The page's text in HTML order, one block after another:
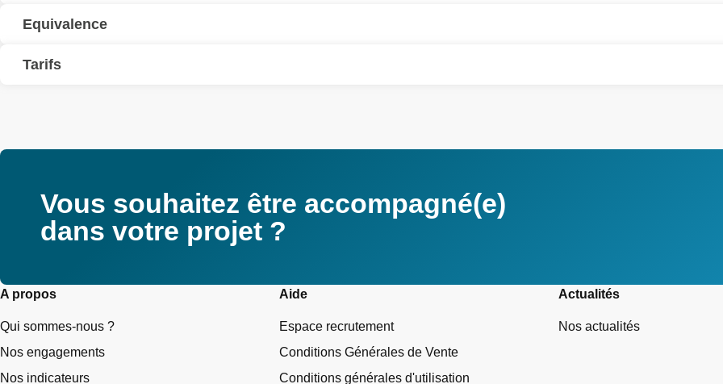
Equivalence
Tarifs
Vous souhaitez être accompagné(e)
dans votre projet ?
A propos
Qui sommes-nous ?
Nos engagements
Nos indicateurs
Aide
Espace recrutement
Conditions Générales de Vente
Conditions générales d'utilisation
Actualités
Nos actualités